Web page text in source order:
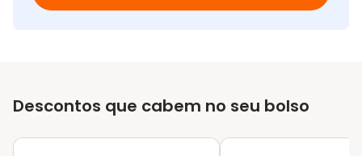
Descontos que cabem no seu bolso